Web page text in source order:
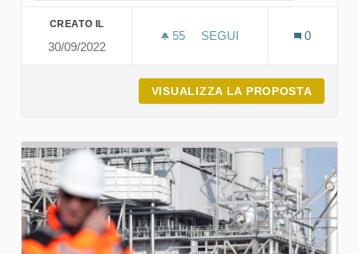
CREATO IL
30/09/2022
55 55 SOSTENITORI
SEGUI
0
VISUALIZZA LA PROPOSTA